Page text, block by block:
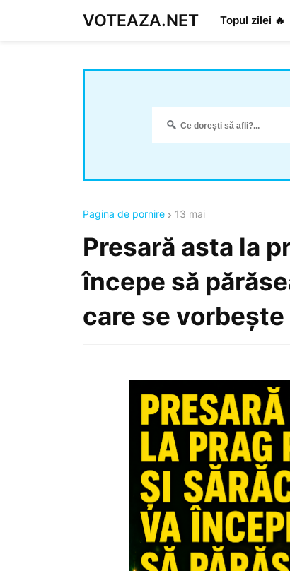
VOTEAZA.NET Topul zilei 🔥
Pagina de pornire 13 mai
Presară asta la
începe să
care se